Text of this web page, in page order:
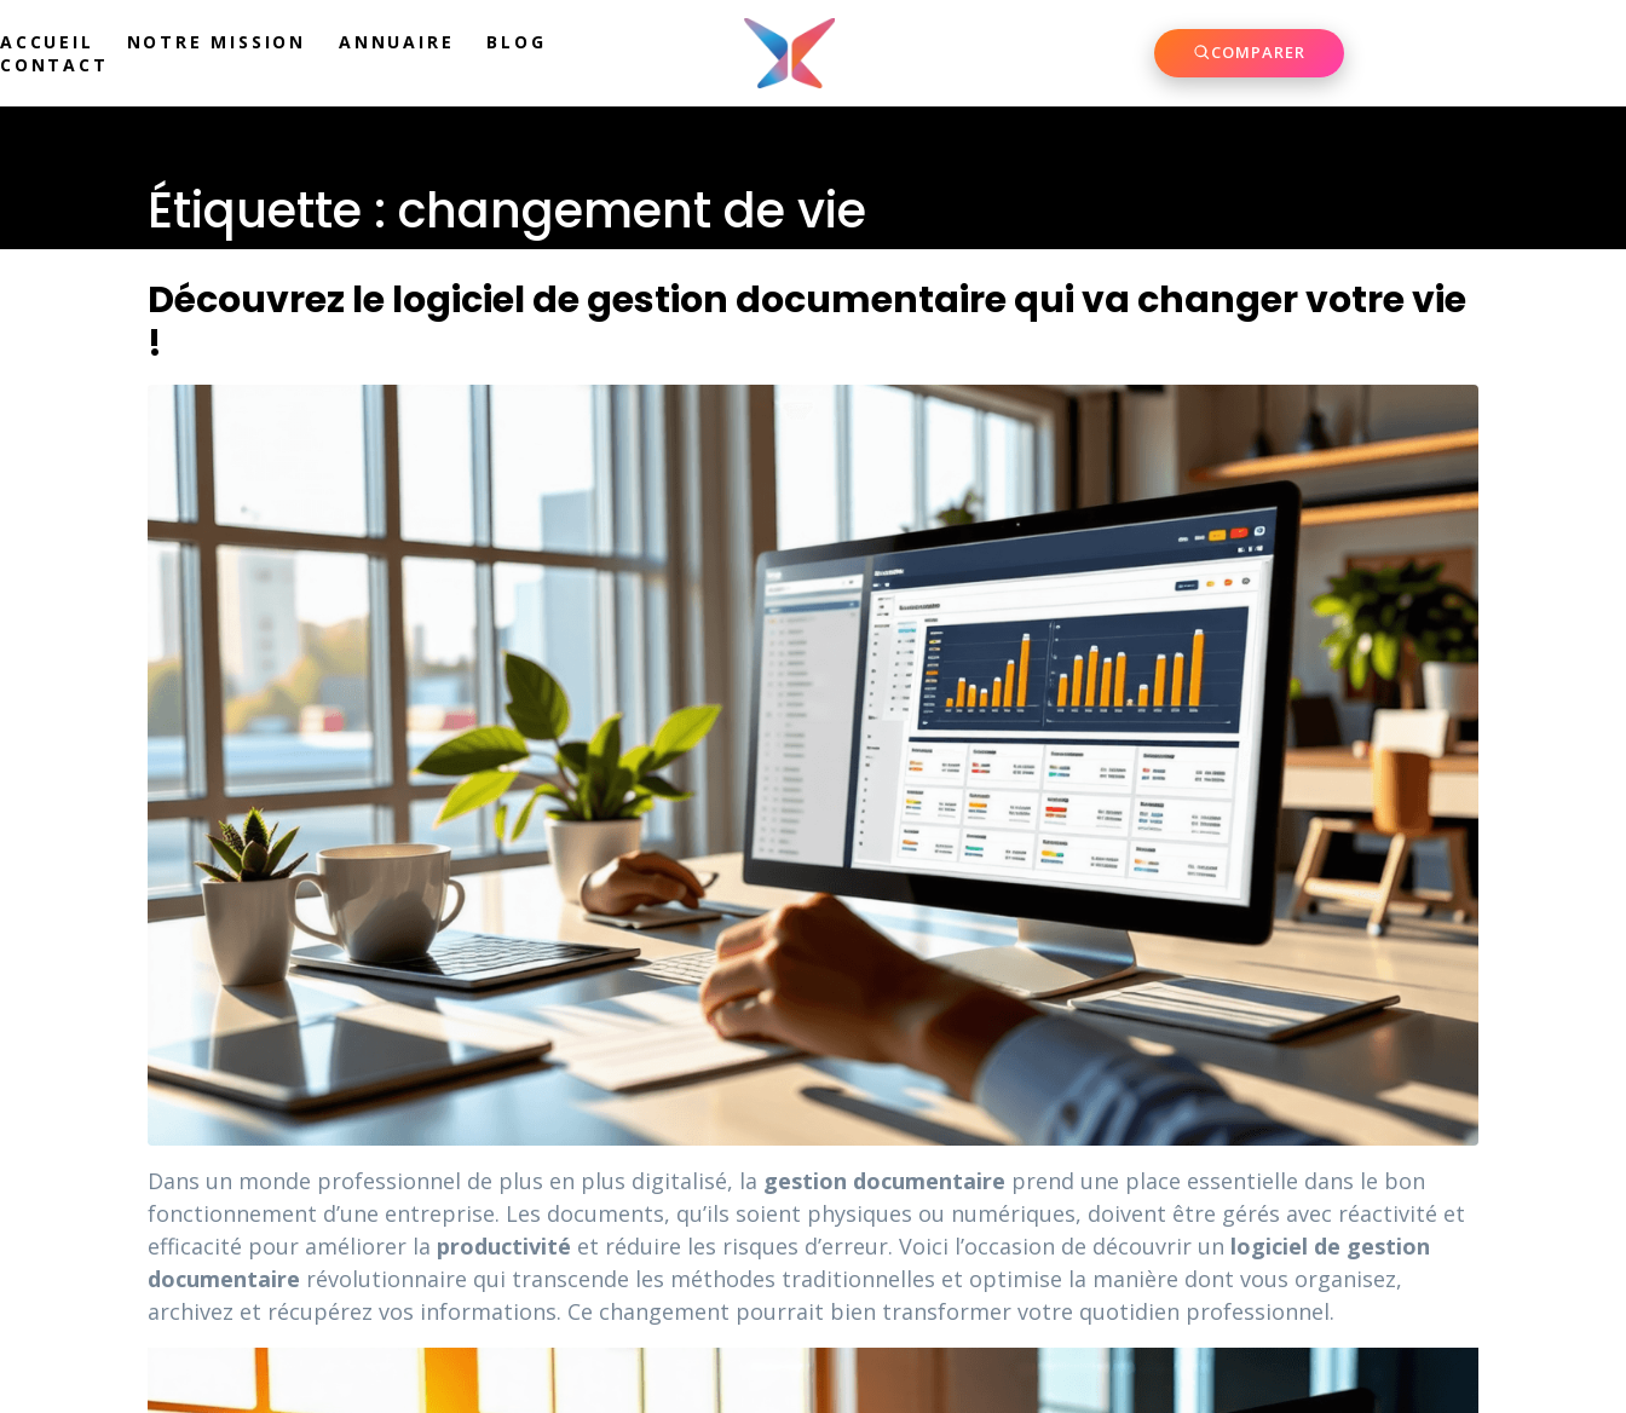
ACCUEIL NOTRE MISSION ANNUAIRE
BLOG
CONTACT
COMPARER
Étiquette : changement de vie
Découvrez le logiciel de gestion documentaire qui va changer votre vie
!
Dans un monde professionnel de plus en plus digitalisé, la gestion documentaire prend une place essentielle dans le bon
fonctionnement d’une entreprise. Les documents, qu’ils soient physiques ou numériques, doivent être gérés avec réactivité et
efficacité pour améliorer la productivité et réduire les risques d’erreur. Voici l’occasion de découvrir un logiciel de gestion
documentaire révolutionnaire qui transcende les méthodes traditionnelles et optimise la manière dont vous organisez,
archivez et récupérez vos informations. Ce changement pourrait bien transformer votre quotidien professionnel.